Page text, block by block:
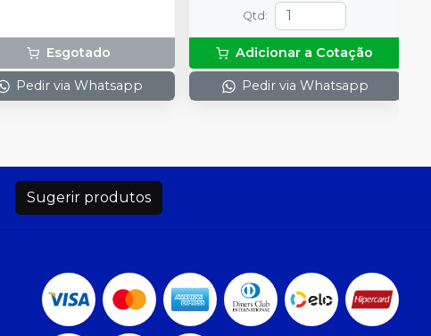
Esgotado
Pedir via Whatsapp
Qtd :
Adicionar a Cotação
Pedir via Whatsapp
Sugerir produtos